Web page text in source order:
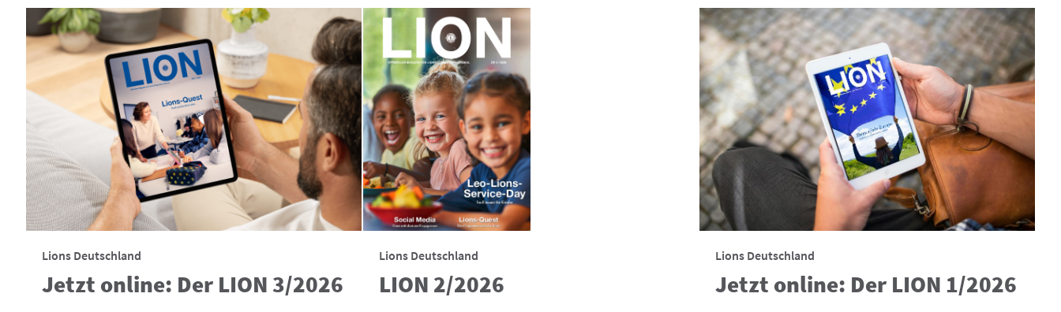
Lions Deutschland
Jetzt online: Der LION 3/2026
Lions Deutschland
LION 2/2026
Lions Deutschland
Jetzt online: Der LION 1/2026